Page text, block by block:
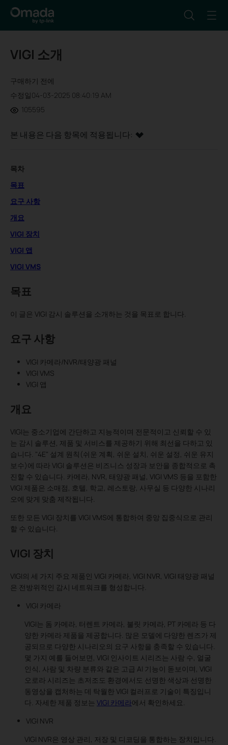
VIGI 소개
구매하기 전에
수정일04-03-2025 08:40:19 AM
105595
본 내용은 다음 항목에 적용됩니다:
목차
목표
요구 사항
개요
VIGI 장치
VIGI 앱
VIGI VMS
목표
이 글은 VIGI 감시 솔루션을 소개하는 것을 목표로 합니다.
요구 사항
VIGI 카메라/NVR/태양광 패널
VIGI VMS
VIGI 앱
개요
VIGI는 중소기업에 간단하고 지능적이며 전문적이고 신뢰할 수 있
는 감시 솔루션, 제품 및 서비스를 제공하기 위해 최선을 다하고 있
습니다. "4E" 설계 원칙(쉬운 계획, 쉬운 설치, 쉬운 설정, 쉬운 유지
보수)에 따라 VIGI 솔루션은 비즈니스 성장과 보안을 종합적으로 촉
진할 수 있습니다. 카메라, NVR, 태양광 패널, VIGI VMS 등을 포함한
VIGI 제품은 소매점, 호텔, 학교, 레스토랑, 사무실 등 다양한 시나리
오에 맞게 맞춤 제작됩니다.
또한 모든 VIGI 장치를 VIGI VMS에 통합하여 중앙 집중식으로 관리
할 수 있습니다.
VIGI 장치
VIGI의 세 가지 주요 제품인 VIGI 카메라, VIGI NVR, VIGI 태양광 패널
은 전방위적인 감시 네트워크를 형성합니다.
VIGI 카메라
VIGI는 돔 카메라, 터렌트 카메라, 불릿 카메라, PT 카메라 등 다
양한 카메라 제품을 제공합니다. 많은 모델에 다양한 렌즈가 제
공되므로 다양한 시나리오의 요구 사항을 충족할 수 있습니다.
몇 가지 예를 들어보면, VIGI 인사이트 시리즈는 사람 수, 얼굴
인식, 사람 및 차량 분류와 같은 고급 AI 기능이 돋보이며, VIGI
오로라 시리즈는 초저조도 환경에서도 선명한 색상과 선명한
동영상을 캡처하는 데 탁월한 VIGI 컬러프로 기술이 특징입니
다. 자세한 제품 정보는 VIGI 카메라에서 확인하세요.
VIGI NVR
VIGI NVR은 영상 관리, 저장 및 디코딩을 통합하는 장치입니다.